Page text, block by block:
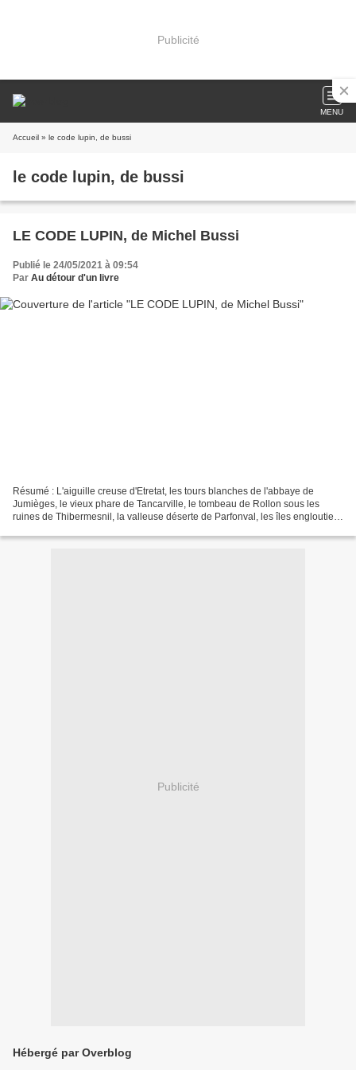
Publicité
MENU
Accueil » le code lupin, de bussi
le code lupin, de bussi
LE CODE LUPIN, de Michel Bussi
Publié le 24/05/2021 à 09:54
Par Au détour d'un livre
Résumé : L'aiguille creuse d'Etretat, les tours blanches de l'abbaye de
Jumièges, le vieux phare de Tancarville, le tombeau de Rollon sous les
ruines de Thibermesnil, la valleuse déserte de Parfonval, les îles englouties
Publicité
Hébergé par Overblog